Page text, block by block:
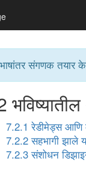
संगणक तयार
7.2.1 रेडीमेड्स
7.2.2 सहभागी झाले
7.2.3 संशोधन